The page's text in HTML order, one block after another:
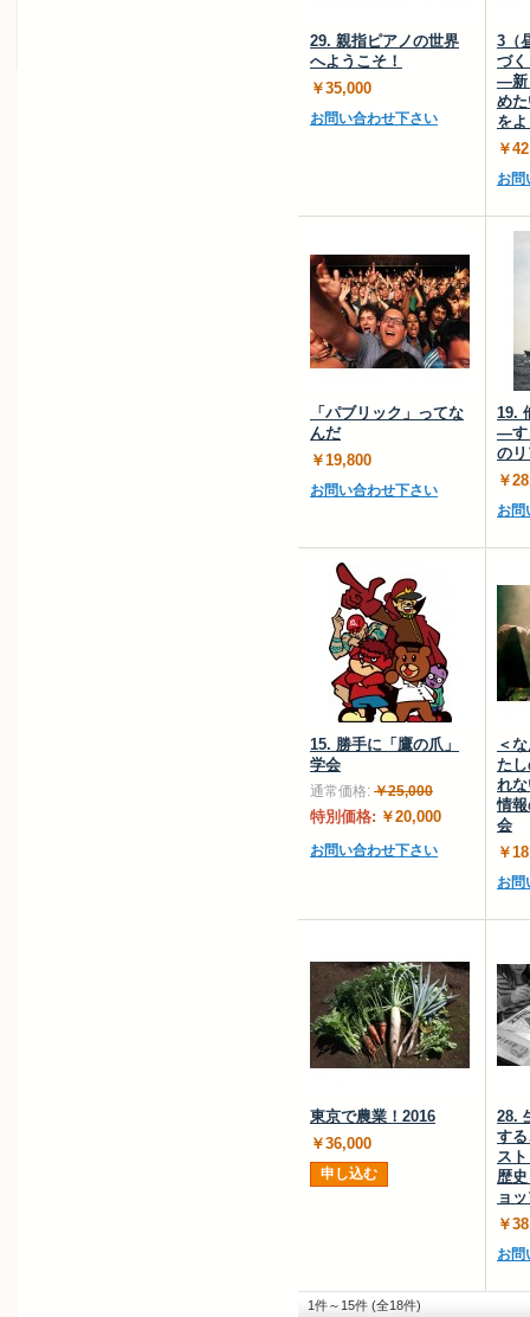
29. 親指ピアノの世界
へようこそ！
￥35,000
お問い合わせ下さい
3（
づ
―新
め
を
￥
お問
「パブリック」ってな
んだ
￥19,800
お問い合わせ下さい
19.
―す
の
￥
お問
15. 勝手に「鷹の爪」
学会
通常価格: ￥25,000
特別価格: ￥20,000
お問い合わせ下さい
＜
た
れ
情
会
￥
お問
東京で農業！2016
￥36,000
申し込む
28.
す
ス
歴
ョ
￥
お問
1件～15件 (全18件)